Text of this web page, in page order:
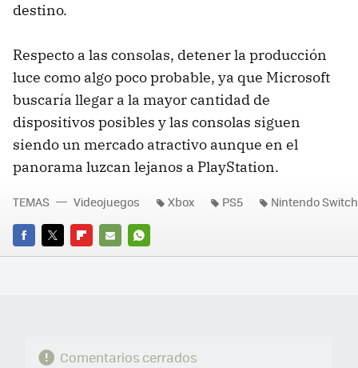
destino.
Respecto a las consolas, detener la producción
luce como algo poco probable, ya que Microsoft
buscaría llegar a la mayor cantidad de
dispositivos posibles y las consolas siguen
siendo un mercado atractivo aunque en el
panorama luzcan lejanos a PlayStation.
FACEBOOK
TWITTERFLIPBOARD
E-
WHATSAPP
TEMAS Videojuegos Xbox PS5 Nintendo Switch
Comentarios cerrados